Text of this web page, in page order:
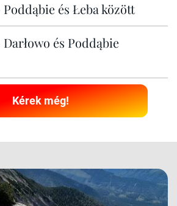
és Łeba között
és Poddąbie
Kérek még!